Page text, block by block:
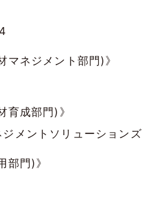
マネジメント部門)》
育成部門)》
メントソリューションズ
部門)》